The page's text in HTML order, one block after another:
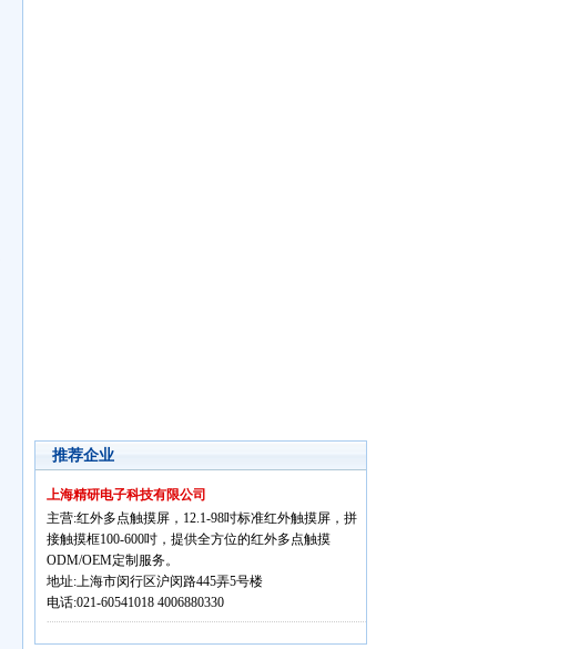
推荐企业
上海精研电子科技有限公司
主营:红外多点触摸屏，12.1-98吋标准红外触摸屏，拼
接触摸框100-600吋，提供全方位的红外多点触摸
ODM/OEM定制服务。
地址:上海市闵行区沪闵路445弄5号楼
电话:021-60541018 4006880330